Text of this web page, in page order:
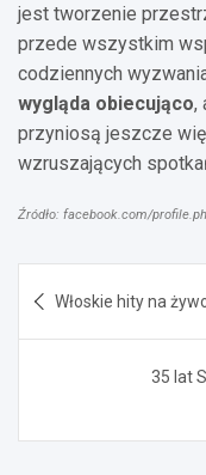
jest tworzenie
przede wszystkim
codziennych
wygląda obiecująco,
przyniosą jeszcze
wzruszających
Źródło: facebook.com/
wpisu
Włoskie hity na
35 lat